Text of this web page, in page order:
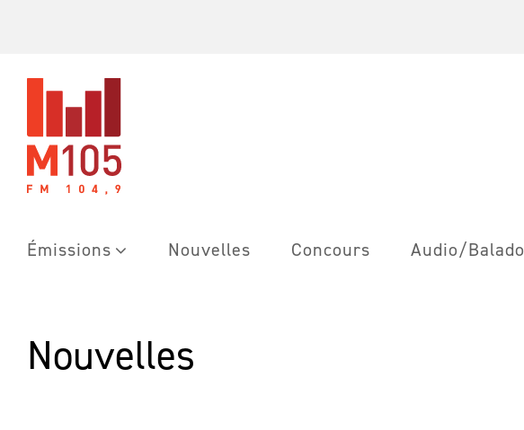
Émissions Nouvelles Concours Audio/Balado
Nouvelles